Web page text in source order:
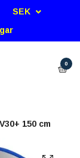
SEK
0
150 cm